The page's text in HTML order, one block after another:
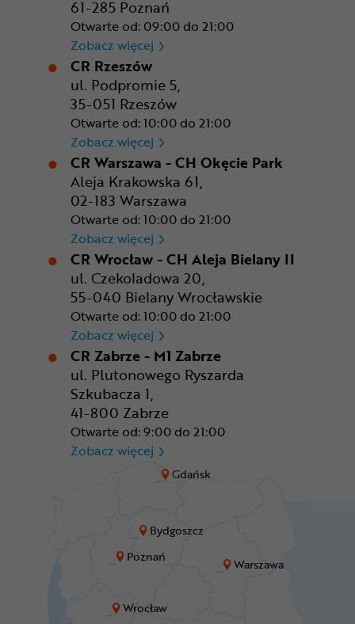
Bydgoszcz
Gdańsk
Poznań Warszawa
Wrocław
61-285 Poznań
Otwarte od: 09:00 do 21:00
Zobacz więcej CR Poznań - M1 Poznań
CR Rzeszów
ul. Podpromie 5,
35-051 Rzeszów
Otwarte od: 10:00 do 21:00
Zobacz więcej CR Rzeszów
CR Warszawa - CH Okęcie Park
Aleja Krakowska 61,
02-183 Warszawa
Otwarte od: 10:00 do 21:00
Zobacz więcej CR Warszawa - CH Okęcie
CR Wrocław - CH Aleja Bielany II
ul. Czekoladowa 20,
55-040 Bielany Wrocławskie
Otwarte od: 10:00 do 21:00
Zobacz więcej CR Wrocław - CH Aleja
CR Zabrze - M1 Zabrze
ul. Plutonowego Ryszarda
Szkubacza 1,
41-800 Zabrze
Otwarte od: 9:00 do 21:00
Zobacz więcej CR Zabrze - M1 Zabrze